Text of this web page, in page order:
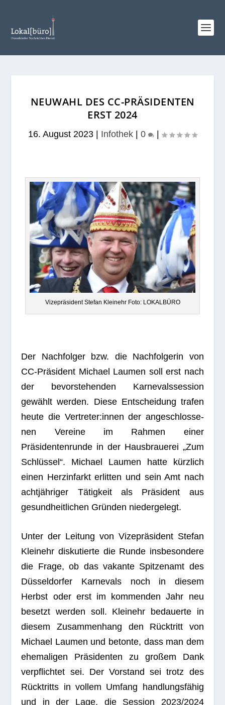
NEUWAHL DES CC-PRÄSIDENTEN
ERST 2024
16. August 2023 Infothek 0
Vize­prä­si­dent Ste­fan Kleinehr Foto: LOKALBÜRO
Der Nach­fol­ger bzw. die Nach­fol­ge­rin von
CC-Präsident Michael Lau­men soll erst nach
der bevor­ste­hen­den Kar­ne­vals­ses­sion
gewählt wer­den. Diese Ent­schei­dung tra­fen
heute die Vertreter:innen der ange­schlos­se­
nen Ver­eine im Rah­men einer
Präsidentenrunde in der Haus­braue­rei „Zum
Schlüssel“. Michael Lau­men hatte kürzlich
einen Herz­in­farkt erlit­ten und sein Amt nach
achtjähriger Tätigkeit als Präsident aus
gesund­heit­li­chen Gründen niedergelegt.
Unter der Lei­tung von Vizepräsident Ste­fan
Kleinehr dis­ku­tierte die Runde ins­be­son­dere
die Frage, ob das vakante Spit­zen­amt des
Düsseldorfer Kar­ne­vals noch in die­sem
Herbst oder erst im kom­men­den Jahr neu
besetzt wer­den soll. Kleinehr bedau­erte in
die­sem Zusam­men­hang den Rücktritt von
Michael Lau­men und betonte, dass man dem
ehe­ma­li­gen Präsidenten zu gro­ßem Dank
ver­pflich­tet sei. Der Vor­stand sei trotz des
Rücktritts in vol­lem Umfang handlungsfähig
und in der Lage, die Ses­sion 2023/2024